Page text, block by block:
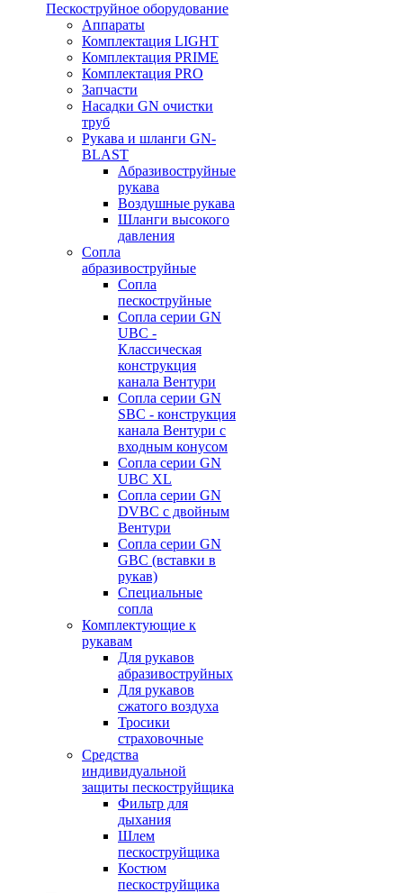
Пескоструйное оборудование
Аппараты
Комплектация LIGHT
Комплектация PRIME
Комплектация PRO
Запчасти
Насадки GN очистки
труб
Рукава и шланги GN-
BLAST
Абразивоструйные
рукава
Воздушные рукава
Шланги высокого
давления
Сопла
абразивоструйные
Сопла
пескоструйные
Сопла серии GN
UBC -
Классическая
конструкция
канала Вентури
Сопла серии GN
SBC - конструкция
канала Вентури c
входным конусом
Сопла серии GN
UBC XL
Сопла серии GN
DVBC с двойным
Вентури
Сопла серии GN
GBC (вставки в
рукав)
Специальные
сопла
Комплектующие к
рукавам
Для рукавов
абразивоструйных
Для рукавов
сжатого воздуха
Тросики
страховочные
Средства
индивидуальной
защиты пескоструйщика
Фильтр для
дыхания
Шлем
пескоструйщика
Костюм
пескоструйщика